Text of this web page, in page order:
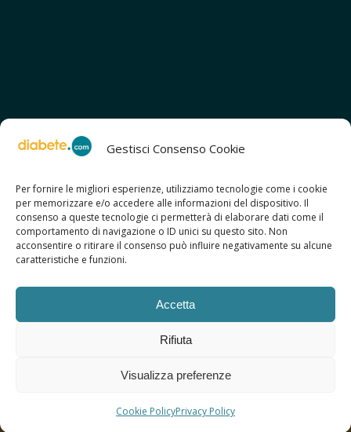
Gestisci Consenso Cookie
Per fornire le migliori esperienze, utilizziamo tecnologie come i cookie
per memorizzare e/o accedere alle informazioni del dispositivo. Il
consenso a queste tecnologie ci permetterà di elaborare dati come il
comportamento di navigazione o ID unici su questo sito. Non
acconsentire o ritirare il consenso può influire negativamente su alcune
caratteristiche e funzioni.
Accetta
Rifiuta
Visualizza preferenze
Cookie PolicyPrivacy Policy
SCOPRI ANCHE:
> ilmiodiabete.com
> casadiabete.it
> digitaldiabetes.srl
> obesitalia.com
© 2026 Copyright - Diabete.com
Copyright Credits